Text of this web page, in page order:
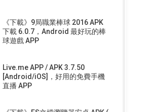
《下載》9局職業棒球 2016 APK
下載 6.0.7，Android 最好玩的棒
球遊戲 APP
Live.me APP / APK 3.7.50
[Android/iOS]，好用的免費手機
直播 APP